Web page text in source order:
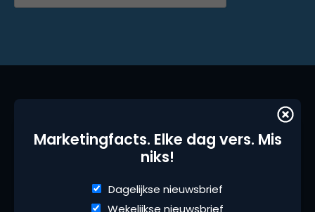
Marketingfacts. Elke dag vers. Mis
niks!
Dagelijkse nieuwsbrief
Wekelijkse nieuwsbrief
Marketingfacts is een beetje van ons allemaal,
iedere dag vers. Wij zijn hét platform voor